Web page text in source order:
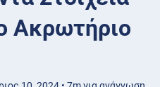
Ακρωτήριο